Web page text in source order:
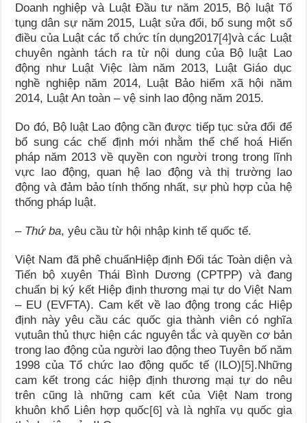
Doanh nghiệp và Luật Đầu tư năm 2015, Bộ luật Tố
tụng dân sự năm 2015, Luật sửa đổi, bổ sung một số
điều của Luật các tổ chức tín dụng2017[4]và các Luật
chuyên ngành tách ra từ nội dung của Bộ luật Lao
động như Luật Việc làm năm 2013, Luật Giáo dục
nghề nghiệp năm 2014, Luật Bảo hiểm xã hội năm
2014, Luật An toàn – vệ sinh lao động năm 2015.
Do đó, Bộ luật Lao động cần được tiếp tục sửa đổi để
bổ sung các chế định mới nhằm thể chế hoá Hiến
pháp năm 2013 về quyền con người trong trong lĩnh
vực lao động, quan hệ lao động và thị trường lao
động và đảm bảo tính thống nhất, sự phù hợp của hệ
thống pháp luật.
– Thứ ba, yêu cầu từ hội nhập kinh tế quốc tế.
Việt Nam đã phê chuẩnHiệp định Đối tác Toàn diện và
Tiến bộ xuyên Thái Bình Dương (CPTPP) và đang
chuẩn bị ký kết Hiệp định thương mại tự do Việt Nam
– EU (EVFTA). Cam kết về lao động trong các Hiệp
định này yêu cầu các quốc gia thành viên có nghĩa
vụtuân thủ thực hiện các nguyên tắc và quyền cơ bản
trong lao động của người lao động theo Tuyên bố năm
1998 của Tổ chức lao động quốc tế (ILO)[5].Những
cam kết trong các hiệp định thương mại tự do nêu
trên cũng là những cam kết của Việt Nam trong
khuôn khổ Liên hợp quốc[6] và là nghĩa vụ quốc gia